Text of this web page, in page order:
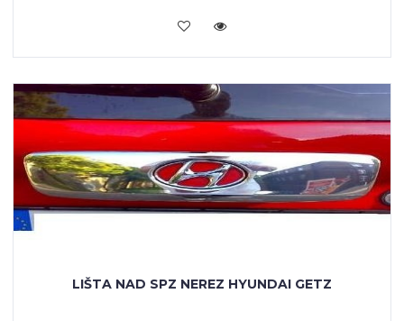
KOUPIT
LIŠTA NAD SPZ NEREZ HYUNDAI GETZ